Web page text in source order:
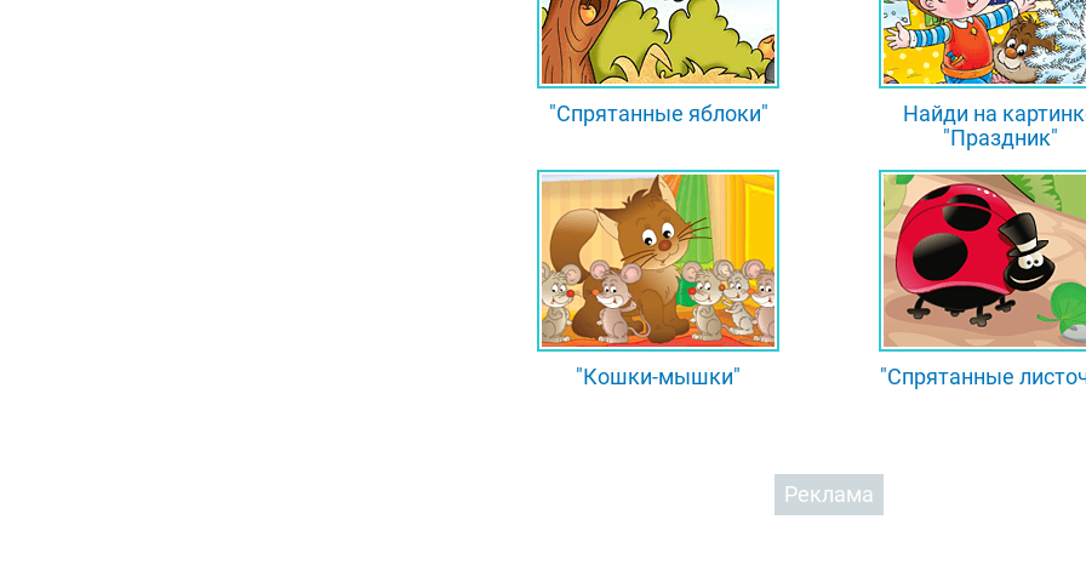
"Спрятанные яблоки"
Найди на
"Праздник"
"Кошки-мышки" "Спрятанные
Реклама